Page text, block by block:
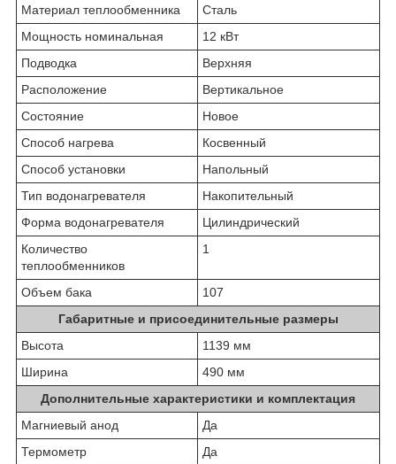
Материал теплообменника
Сталь
Мощность номинальная
12 кВт
Подводка
Верхняя
Расположение
Вертикальное
Состояние
Новое
Способ нагрева
Косвенный
Способ установки
Напольный
Тип водонагревателя
Накопительный
Форма водонагревателя
Цилиндрический
Количество
теплообменников
1
Объем бака
107
Габаритные и присоединительные размеры
Высота
1139 мм
Ширина
490 мм
Дополнительные характеристики и комплектация
Магниевый анод
Да
Термометр
Да